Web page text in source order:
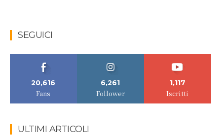
SEGUICI
20,616
Fans
6,261
Follower
1,117
Iscritti
ULTIMI ARTICOLI